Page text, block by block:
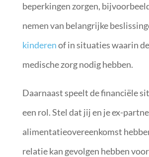
beperkingen zorgen,
nemen van belangrijke
kinderenof in situaties waarin
medische zorg nodig hebben.
Daarnaast speelt de financiële
een rol. Stel dat jij en je ex-
alimentatieovereenkomst
relatie kan gevolgen hebben